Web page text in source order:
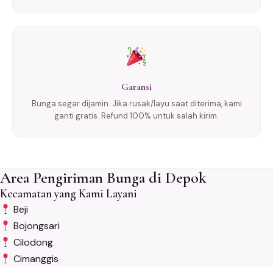
Garansi
Bunga segar dijamin. Jika rusak/layu saat diterima, kami
ganti gratis. Refund 100% untuk salah kirim.
Area Pengiriman Bunga di Depok
Kecamatan yang Kami Layani
Beji
Bojongsari
Cilodong
Cimanggis